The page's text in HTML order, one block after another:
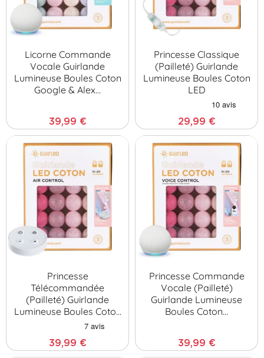
Licorne Commande
Vocale Guirlande
Lumineuse Boules Coton
Google & Alex…
39,99 €
Princesse Classique
(pailleté) Guirlande
Lumineuse Boules Coton
LED
29,99 €
Princesse
Télécommandée
(pailleté) Guirlande
Lumineuse Boules Coton
39,99 €
Princesse Commande
Vocale (pailleté)
Guirlande Lumineuse
Boules Coton…
39,99 €